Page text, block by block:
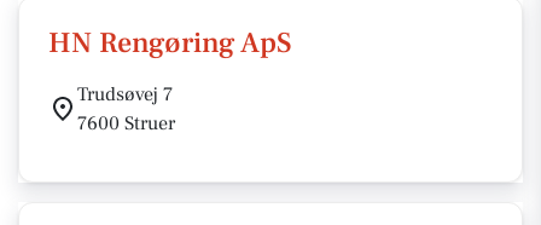
HN Rengøring ApS
Trudsøvej 7
7600 Struer